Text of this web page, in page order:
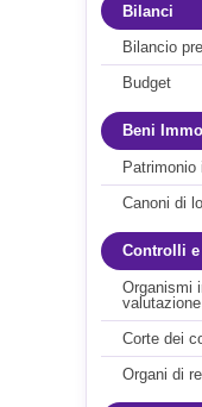
Bilanci
Bilancio
Budget
Beni
Patrimonio
Canoni di
Controlli
Organismi
Corte dei
Organi di